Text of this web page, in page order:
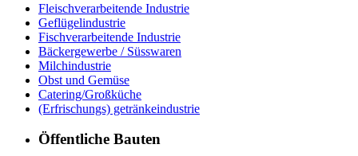
Fleischverarbeitende Industrie
Geflügelindustrie
Fischverarbeitende Industrie
Bäckergewerbe / Süsswaren
Milchindustrie
Obst und Gemüse
Catering/Großküche
(Erfrischungs) getränkeindustrie
Öffentliche Bauten